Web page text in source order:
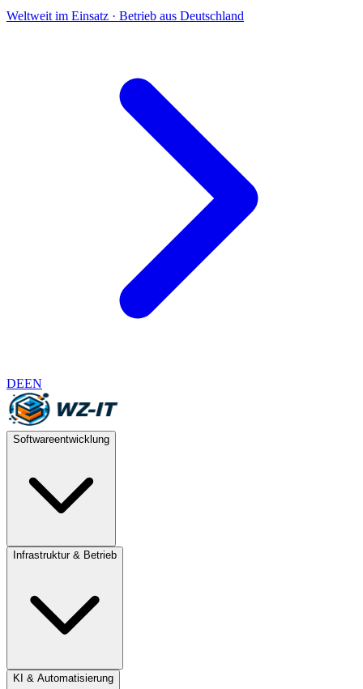
Weltweit im Einsatz · Betrieb aus Deutschland
DEEN
Softwareentwicklung
Infrastruktur & Betrieb
KI & Automatisierung